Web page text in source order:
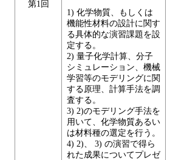
第1回
1) 化学物質、もしくは
機能性材料の設計に関す
る具体的な演習課題を設
定する。
2) 量子化学計算、分子
シミュレーション、機械
学習等のモデリングに関
する原理、計算手法を調
査する。
3) 2)のモデリング手法を
用いて、化学物質あるい
は材料種の選定を行う。
4) 2)、 3) の演習で得ら
れた成果についてプレゼ